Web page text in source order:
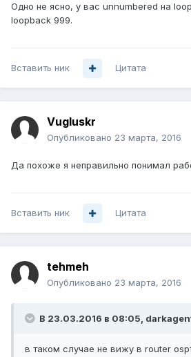
Одно не ясно, у вас unnumbered на
loopback 999.
Вставить ник Цитата
Vugluskr
Опубликовано 23 марта, 2016
Да похоже я неправильно понимал
Вставить ник Цитата
tehmeh
Опубликовано 23 марта, 2016
В 23.03.2016 в 08:05,
в таком случае не вижу в router